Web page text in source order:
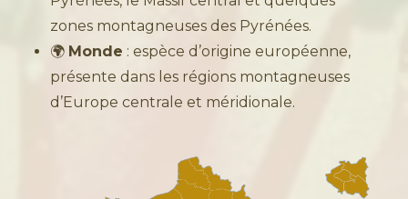
zones montagneuses des Pyrénées.
🌍 Monde : espèce d’origine européenne,
présente dans les régions montagneuses
d’Europe centrale et méridionale.